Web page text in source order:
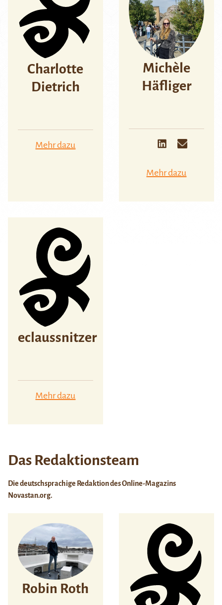
Charlotte
Dietrich
Mehr dazu
Michèle
Häfliger
Mehr dazu
eclaussnitzer
Mehr dazu
Das Redaktionsteam
Die deutschsprachige Redaktion des Online-Magazins
Novastan.org.
Robin Roth